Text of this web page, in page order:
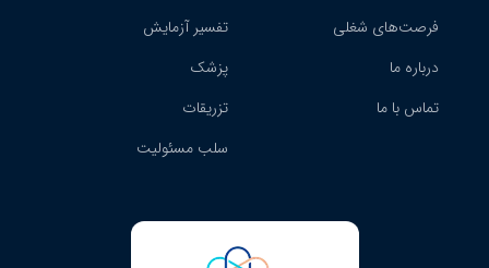
فرصت‌های شغلی
درباره ما
تماس با ما
تفسیر آزمایش
پزشک
تزریقات
سلب مسئولیت